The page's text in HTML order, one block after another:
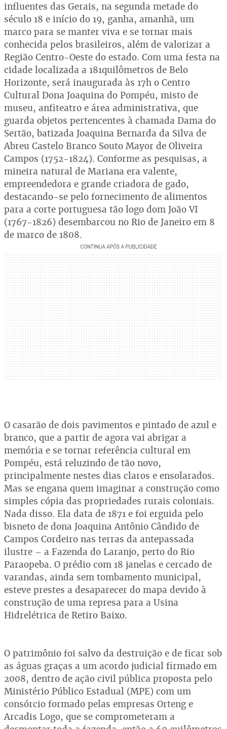
influentes das Gerais, na segunda metade do
século 18 e início do 19, ganha, amanhã, um
marco para se manter viva e se tornar mais
conhecida pelos brasileiros, além de valorizar a
Região Centro-Oeste do estado. Com uma festa na
cidade localizada a 181quilômetros de Belo
Horizonte, será inaugurada às 17h o Centro
Cultural Dona Joaquina do Pompéu, misto de
museu, anfiteatro e área administrativa, que
guarda objetos pertencentes à chamada Dama do
Sertão, batizada Joaquina Bernarda da Silva de
Abreu Castelo Branco Souto Mayor de Oliveira
Campos (1752-1824). Conforme as pesquisas, a
mineira natural de Mariana era valente,
empreendedora e grande criadora de gado,
destacando-se pelo fornecimento de alimentos
para a corte portuguesa tão logo dom João VI
(1767-1826) desembarcou no Rio de Janeiro em 8
de março de 1808.
O casarão de dois pavimentos e pintado de azul e
branco, que a partir de agora vai abrigar a
memória e se tornar referência cultural em
Pompéu, está reluzindo de tão novo,
principalmente nestes dias claros e ensolarados.
Mas se engana quem imaginar a construção como
simples cópia das propriedades rurais coloniais.
Nada disso. Ela data de 1871 e foi erguida pelo
bisneto de dona Joaquina Antônio Cândido de
Campos Cordeiro nas terras da antepassada
ilustre – a Fazenda do Laranjo, perto do Rio
Paraopeba. O prédio com 18 janelas e cercado de
varandas, ainda sem tombamento municipal,
esteve prestes a desaparecer do mapa devido à
construção de uma represa para a Usina
Hidrelétrica de Retiro Baixo.
O patrimônio foi salvo da destruição e de ficar sob
as águas graças a um acordo judicial firmado em
2008, dentro de ação civil pública proposta pelo
Ministério Público Estadual (MPE) com um
consórcio formado pelas empresas Orteng e
Arcadis Logo, que se comprometeram a